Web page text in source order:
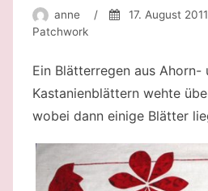
anne / 17. August 2011
Patchwork
Ein Blätterregen aus Ahorn-
Kastanienblättern wehte
wobei dann einige Blätter